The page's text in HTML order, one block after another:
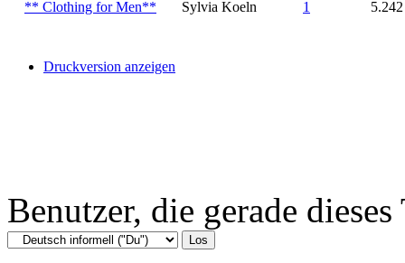
** Clothing for Men** Sylvia Koeln 1 5.242
Druckversion anzeigen
Benutzer, die gerade